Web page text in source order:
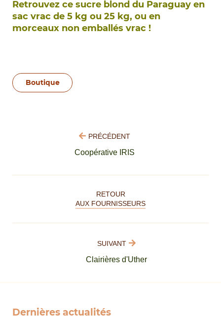
Retrouvez ce sucre blond du Paraguay en
sac vrac de 5 kg ou 25 kg, ou en
morceaux non emballés vrac !
Boutique
PRÉCÉDENT
Coopérative IRIS
RETOUR
AUX FOURNISSEURS
SUIVANT
Clairières d'Uther
Dernières actualités